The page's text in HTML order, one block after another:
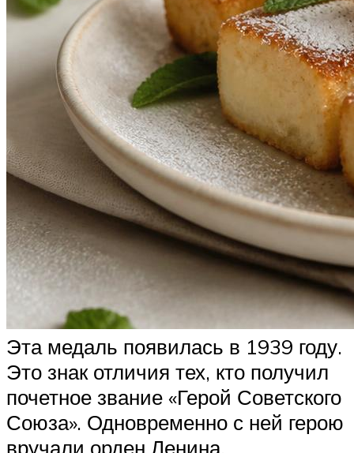
Эта медаль появилась в 1939 году.
Это знак отличия тех, кто получил
почетное звание «Герой Советского
Союза». Одновременно с ней герою
вручали орден Ленина.